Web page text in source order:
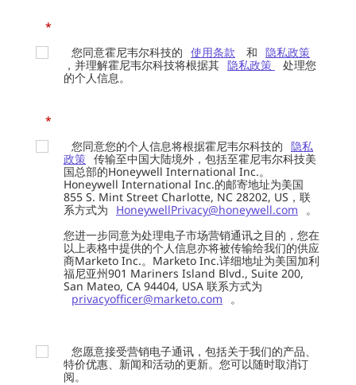
*
您同意霍尼韦尔科技的 使用条款 和 隐私政策
，并理解霍尼韦尔科技将根据其 隐私政策
处理您
的个人信息。
*
您同意您的个人信息将根据霍尼韦尔科技的 隐私
政策 传输至中国大陆境外，包括至霍尼韦尔科技美
国总部的Honeywell International Inc.。
Honeywell International Inc.的邮寄地址为美国
855 S. Mint Street Charlotte, NC 28202, US，联
系方式为
HoneywellPrivacy@honeywell.com
。
您进一步同意为处理电子市场营销通讯之目的，您在
以上表格中提供的个人信息亦将被传输给我们的供应
商Marketo Inc.。Marketo Inc.详细地址为美国加利
福尼亚州901 Mariners Island Blvd., Suite 200,
San Mateo, CA 94404, USA 联系方式为
privacyofficer@marketo.com
。
您愿意接受营销电子通讯，包括关于我们的产品、
特价优惠、新闻和活动的更新。您可以随时取消订
阅。